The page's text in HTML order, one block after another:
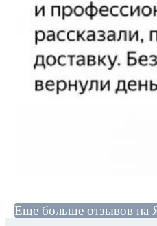
Еще больше отзывов на